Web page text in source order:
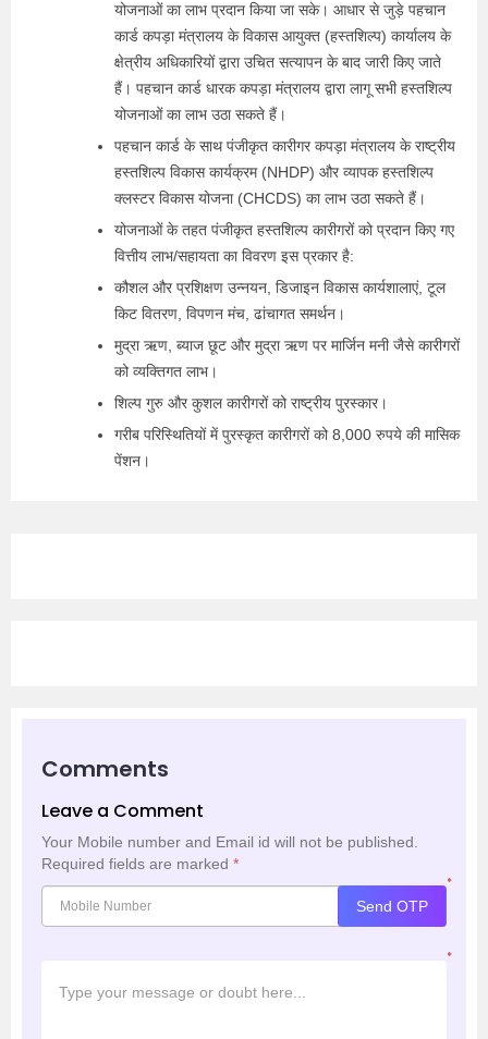
योजनाओं का लाभ प्रदान किया जा सके। आधार से जुड़े पहचान
कार्ड कपड़ा मंत्रालय के विकास आयुक्त (हस्तशिल्प) कार्यालय के
क्षेत्रीय अधिकारियों द्वारा उचित सत्यापन के बाद जारी किए जाते
हैं। पहचान कार्ड धारक कपड़ा मंत्रालय द्वारा लागू सभी हस्तशिल्प
योजनाओं का लाभ उठा सकते हैं।
पहचान कार्ड के साथ पंजीकृत कारीगर कपड़ा मंत्रालय के राष्ट्रीय
हस्तशिल्प विकास कार्यक्रम (NHDP) और व्यापक हस्तशिल्प
क्लस्टर विकास योजना (CHCDS) का लाभ उठा सकते हैं।
योजनाओं के तहत पंजीकृत हस्तशिल्प कारीगरों को प्रदान किए गए
वित्तीय लाभ/सहायता का विवरण इस प्रकार है:
कौशल और प्रशिक्षण उन्नयन, डिजाइन विकास कार्यशालाएं, टूल
किट वितरण, विपणन मंच, ढांचागत समर्थन।
मुद्रा ऋण, ब्याज छूट और मुद्रा ऋण पर मार्जिन मनी जैसे कारीगरों
को व्यक्तिगत लाभ।
शिल्प गुरु और कुशल कारीगरों को राष्ट्रीय पुरस्कार।
गरीब परिस्थितियों में पुरस्कृत कारीगरों को 8,000 रुपये की मासिक
पेंशन।
Comments
Leave a Comment
Your Mobile number and Email id will not be published.
Required fields are marked *
*
Send OTP
*